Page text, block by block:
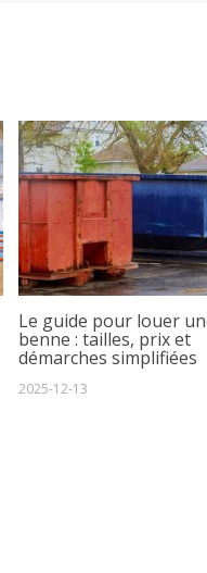
Le guide pour louer
benne : tailles, prix et
démarches simplifiées
2025-12-13